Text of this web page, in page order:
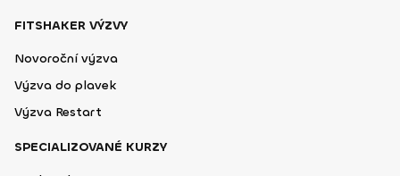
FITSHAKER VÝZVY
Novoroční výzva
Výzva do plavek
Výzva Restart
SPECIALIZOVANÉ KURZY